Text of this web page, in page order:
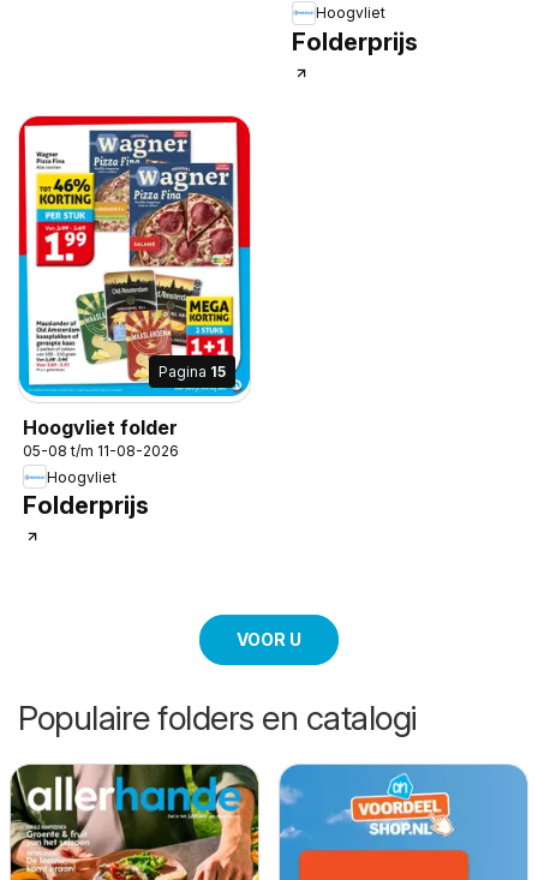
Hoogvliet
Folderprijs
Pagina 15
Hoogvliet folder
05-08 t/m 11-08-2026
Hoogvliet
Folderprijs
VOOR U
Populaire folders en catalogi